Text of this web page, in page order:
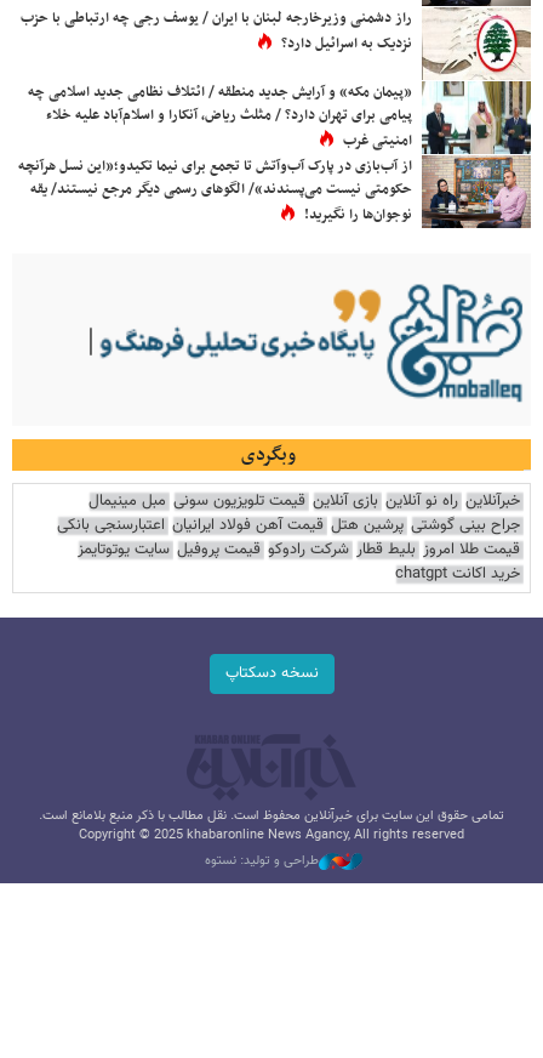
راز دشمنی وزیرخارجه لبنان با ایران / یوسف رجی چه ارتباطی با حزب
نزدیک به اسرائیل دارد؟
«پیمان مکه» و آرایش جدید منطقه / ائتلاف نظامی جدید اسلامی چه
پیامی برای تهران دارد؟ / مثلث ریاض، آنکارا و اسلام‌آباد علیه خلاء
امنیتی غرب
از آب‌بازی در پارک آب‌وآتش تا تجمع برای نیما تکیدو؛«این نسل هرآنچه
حکومتی نیست می‌پسندند»/ الگوهای رسمی دیگر مرجع نیستند/ یقه
نوجوان‌ها را نگیرید!
وبگردی
خبرآنلاین راه نو آنلاین بازی آنلاین قیمت تلویزیون سونی مبل مینیمال
جراح بینی گوشتی پرشین هتل قیمت آهن فولاد ایرانیان اعتبارسنجی بانکی
قیمت طلا امروز بلیط قطار شرکت رادوکو قیمت پروفیل سایت یوتوتایمز
خرید اکانت chatgpt
نسخه دسکتاپ
تمامی حقوق این سایت برای خبرآنلاین محفوظ است. نقل مطالب با ذکر منبع بلامانع است.
Copyright © 2025 khabaronline News Agancy, All rights reserved
طراحی و تولید: نستوه